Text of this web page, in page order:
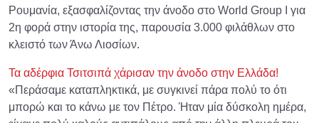
Ρουμανία, εξασφαλίζοντας την άνοδο στο World Group I για
2η φορά στην ιστορία της, παρουσία 3.000 φιλάθλων στο
κλειστό των Άνω Λιοσίων.
Τα αδέρφια Τσιτσιπά χάρισαν την άνοδο στην Ελλάδα!
«Περάσαμε καταπληκτικά, με συγκινεί πάρα πολύ το ότι
μπορώ και το κάνω με τον Πέτρο. Ήταν μία δύσκολη ημέρα,